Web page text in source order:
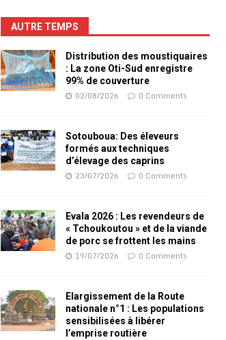
AUTRE TEMPS
Distribution des moustiquaires
: La zone Oti-Sud enregistre
99% de couverture
02/08/2026 0 Comments
Sotouboua: Des éleveurs
formés aux techniques
d’élevage des caprins
23/07/2026 0 Comments
Evala 2026 : Les revendeurs de
« Tchoukoutou » et de la viande
de porc se frottent les mains
19/07/2026 0 Comments
Elargissement de la Route
nationale n°1 : Les populations
sensibilisées à libérer
l’emprise routière